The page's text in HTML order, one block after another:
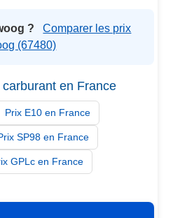
?
Comparer les prix
(67480)
en France
Prix E10 en France
SP98 en France
GPLc en France